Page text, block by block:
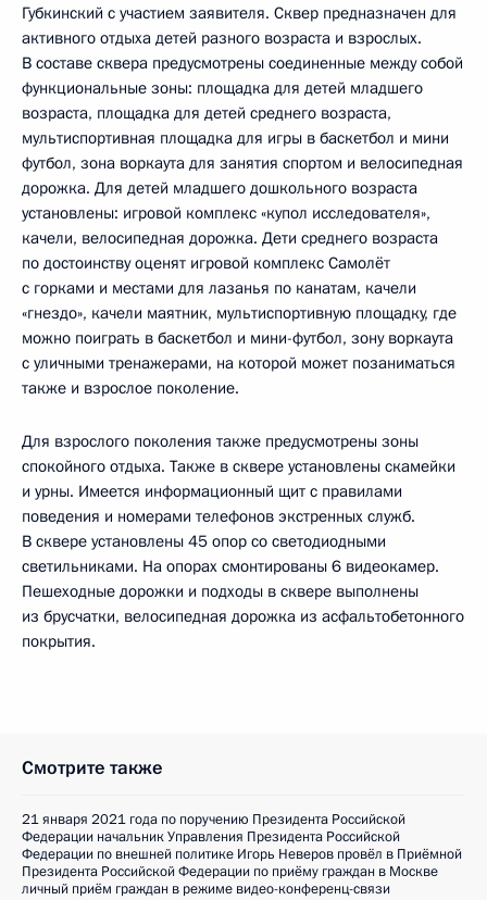
Губкинский с участием заявителя. Сквер предназначен для
активного отдыха детей разного возраста и взрослых.
В составе сквера предусмотрены соединенные между собой
функциональные зоны: площадка для детей младшего
возраста, площадка для детей среднего возраста,
мультиспортивная площадка для игры в баскетбол и мини
футбол, зона воркаута для занятия спортом и велосипедная
дорожка. Для детей младшего дошкольного возраста
установлены: игровой комплекс «купол исследователя»,
качели, велосипедная дорожка. Дети среднего возраста
по достоинству оценят игровой комплекс Самолёт
с горками и местами для лазанья по канатам, качели
«гнездо», качели маятник, мультиспортивную площадку, где
можно поиграть в баскетбол и мини-футбол, зону воркаута
с уличными тренажерами, на которой может позаниматься
также и взрослое поколение.
Для взрослого поколения также предусмотрены зоны
спокойного отдыха. Также в сквере установлены скамейки
и урны. Имеется информационный щит с правилами
поведения и номерами телефонов экстренных служб.
В сквере установлены 45 опор со светодиодными
светильниками. На опорах смонтированы 6 видеокамер.
Пешеходные дорожки и подходы в сквере выполнены
из брусчатки, велосипедная дорожка из асфальтобетонного
покрытия.
Смотрите также
21 января 2021 года по поручению Президента Российской
Федерации начальник Управления Президента Российской
Федерации по внешней политике Игорь Неверов провёл в Приёмной
Президента Российской Федерации по приёму граждан в Москве
личный приём граждан в режиме видео-конференц-связи